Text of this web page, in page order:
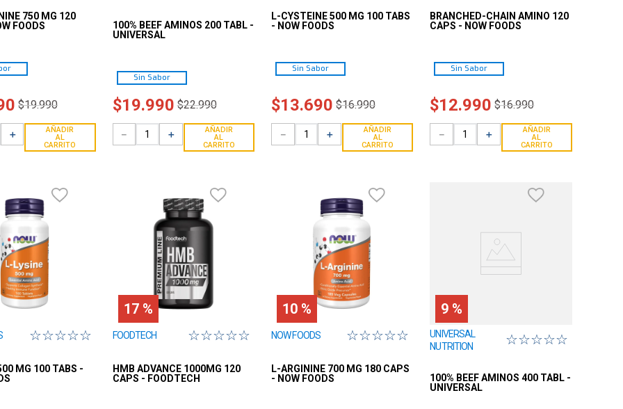
750 MG 120
FOODS
$19.990
＋
AÑADIR
AL
CARRITO
100% BEEF AMINOS 200 TABL -
UNIVERSAL
Sin Sabor
$19.990 $22.990
＋
－
AÑADIR
AL
CARRITO
L-CYSTEINE 500 MG 100 TABS
- NOW FOODS
Sin Sabor
$13.690 $16.990
＋
－
AÑADIR
AL
CARRITO
BRANCHED-CHAIN AMINO 120
CAPS - NOW FOODS
Sin Sabor
$12.990 $16.990
＋
－
AÑADIR
AL
CARRITO
☆☆☆☆☆
MG 100 TABS -
17 %
FOODTECH ☆☆☆☆☆
HMB ADVANCE 1000MG 120
CAPS - FOODTECH
10 %
NOW FOODS ☆☆☆☆☆
L-ARGININE 700 MG 180 CAPS
- NOW FOODS
9 %
UNIVERSAL
NUTRITION
☆☆☆☆☆
100% BEEF AMINOS 400 TABL -
UNIVERSAL